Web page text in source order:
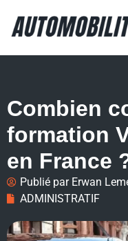
Combien
formation
en France
Publié parErwan
ADMINISTRATIF